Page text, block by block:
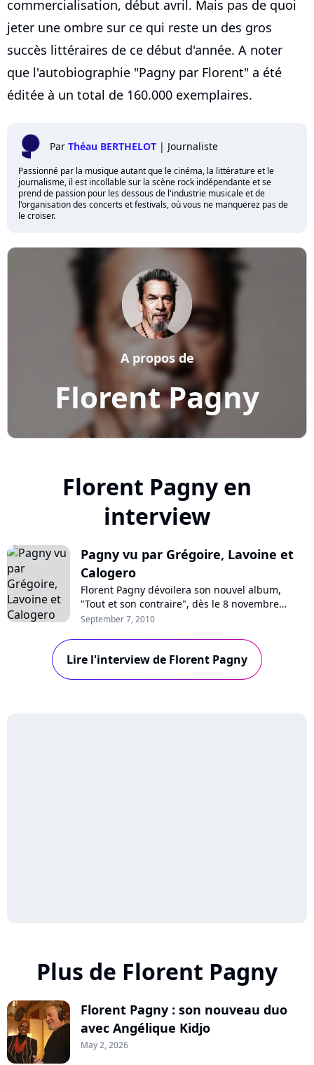
commercialisation, début avril. Mais pas de quoi
jeter une ombre sur ce qui reste un des gros
succès littéraires de ce début d'année. A noter
que l'autobiographie "Pagny par Florent" a été
éditée à un total de 160.000 exemplaires.
Par Théau BERTHELOT | Journaliste
Passionné par la musique autant que le cinéma, la littérature et le
journalisme, il est incollable sur la scène rock indépendante et se
prend de passion pour les dessous de l'industrie musicale et de
l'organisation des concerts et festivals, où vous ne manquerez pas de
le croiser.
Florent Pagny
A propos de
Florent Pagny en
interview
Pagny vu par Grégoire, Lavoine et
Calogero
Florent Pagny dévoilera son nouvel album,
"Tout et son contraire", dès le 8 novembre
prochain. Un disque sur lequel collaborent
Attal, Vincent Baguian, Daran, John Mamann,
mais aussi Grégoire, Marc Lavoine, et Calogero
: visionnez les interview de ces trois derniers...
September 7, 2010
Lire l'interview de Florent Pagny
Plus de Florent Pagny
Florent Pagny : son nouveau duo
avec Angélique Kidjo
May 2, 2026